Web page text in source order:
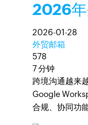
2026年
2026-01-28
外贸邮箱
578
7 分钟
跨境沟通越来
Google
合规、协同功